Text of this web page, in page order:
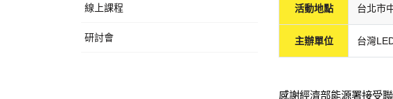
線上課程
研討會
活動地點 台北市
主辦單位 台灣
感謝經濟部能源署接受